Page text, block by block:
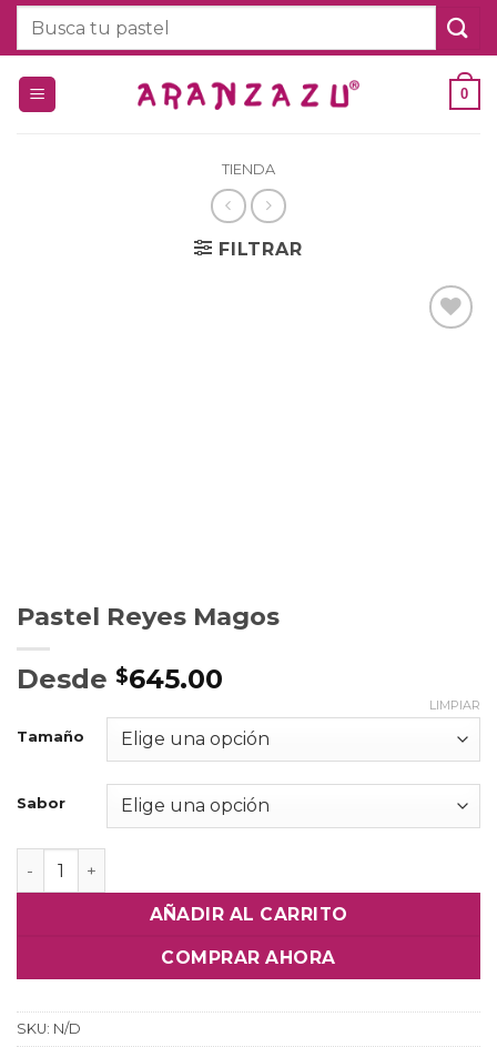
Saltar
Buscar
0
TIENDA
FILTRAR
Pastel Reyes Magos
Desde $645.00
Tamaño
Sabor
LIMPIAR
Pastel Reyes Magos cantidad
AÑADIR AL CARRITO
COMPRAR AHORA
SKU: N/D